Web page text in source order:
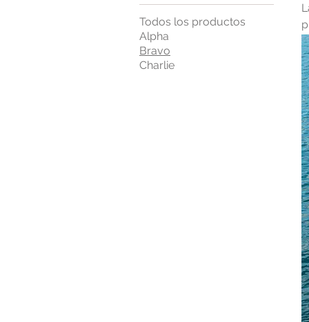
Todos los productos
Alpha
Bravo
Charlie